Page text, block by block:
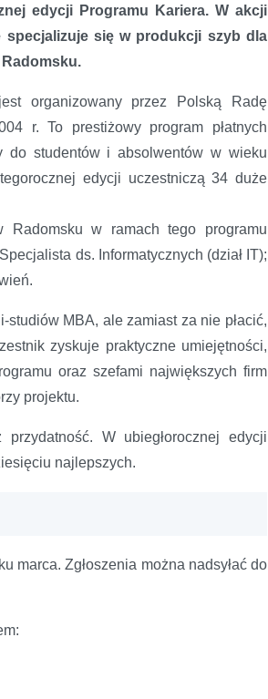
edycji Programu Kariera. W akcji
specjalizuje się w produkcji szyb dla
Radomsku.
organizowany przez Polską Radę
r. To prestiżowy program płatnych
do studentów i absolwentów w wieku
edycji uczestniczą 34 duże
w ramach tego programu
ds. Informatycznych (dział IT);
MBA, ale zamiast za nie płacić,
zyskuje praktyczne umiejętności,
oraz szefami największych firm
projektu.
W ubiegłorocznej edycji
najlepszych.
marca. Zgłoszenia można nadsyłać do